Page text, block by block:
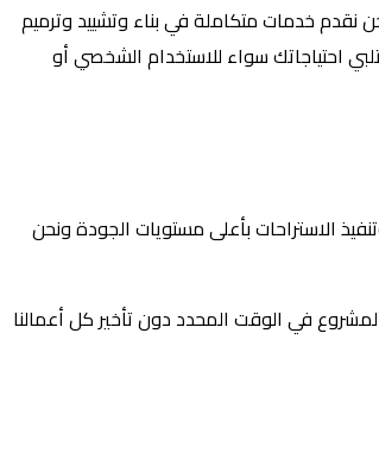
نقدم خدمات متكاملة في بناء وتشييد وترميم
احتياجاتك سواء للاستخدام الشخصي أو
الاستراحات بأعلى مستويات الجودة ونحن
في الوقت المحدد دون تأخير كل أعمالنا